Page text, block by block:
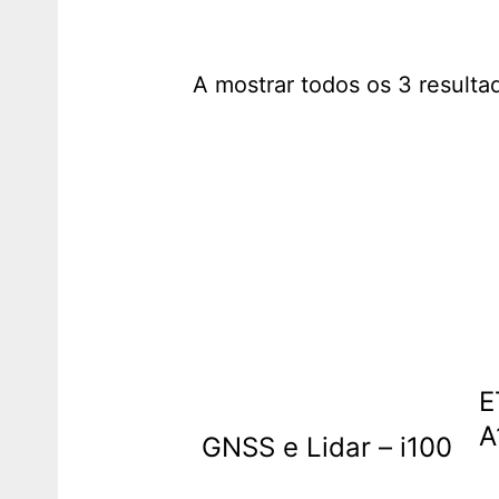
A mostrar todos os 3
GNSS e Lidar – i100